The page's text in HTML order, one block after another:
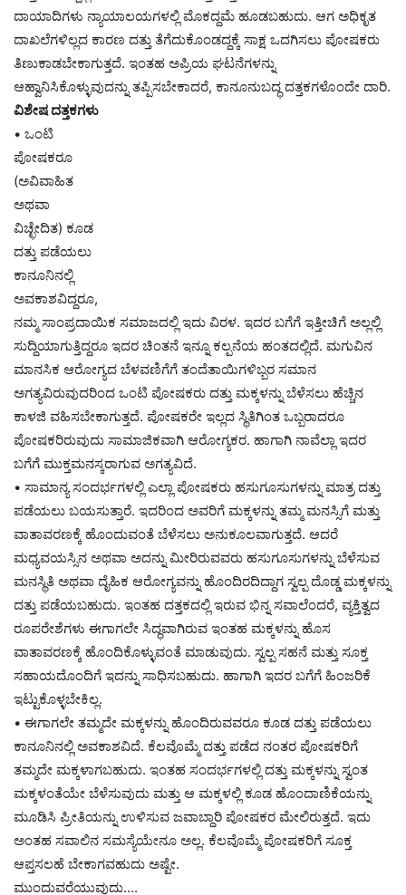
ದಾಯಾದಿಗಳು ನ್ಯಾಯಾಲಯಗಳಲ್ಲಿ ಮೊಕದ್ದಮೆ ಹೂಡಬಹುದು. ಆಗ ಅಧಿಕೃತ
ದಾಖಲೆಗಳಿಲ್ಲದ ಕಾರಣ ದತ್ತು ತೆಗೆದುಕೊಂಡದ್ದಕ್ಕೆ ಸಾಕ್ಷ ಒದಗಿಸಲು ಪೋಷಕರು
ತಿಣುಕಾಡಬೇಕಾಗುತ್ತದೆ. ಇಂತಹ ಅಪ್ರಿಯ ಘಟನೆಗಳನ್ನು
ಆಹ್ವಾನಿಸಿಕೊಳ್ಳುವುದನ್ನು ತಪ್ಪಿಸಬೇಕಾದರೆ, ಕಾನೂನುಬದ್ಧ ದತ್ತಕಗಳೊಂದೇ ದಾರಿ.
ವಿಶೇಷ ದತ್ತಕಗಳು
• ಒಂಟಿ
ಪೋಷಕರೂ
(ಅವಿವಾಹಿತ
ಅಥವಾ
ವಿಚ್ಛೇದಿತ) ಕೂಡ
ದತ್ತು ಪಡೆಯಲು
ಕಾನೂನಿನಲ್ಲಿ
ಅವಕಾಶವಿದ್ದರೂ,
ನಮ್ಮ ಸಾಂಪ್ರದಾಯಿಕ ಸಮಾಜದಲ್ಲಿ ಇದು ವಿರಳ. ಇದರ ಬಗೆಗೆ ಇತ್ತೀಚಿಗೆ ಅಲ್ಲಲ್ಲಿ
ಸುದ್ದಿಯಾಗುತ್ತಿದ್ದರೂ ಇದರ ಚಿಂತನೆ ಇನ್ನೂ ಕಲ್ಪನೆಯ ಹಂತದಲ್ಲಿದೆ. ಮಗುವಿನ
ಮಾನಸಿಕ ಆರೋಗ್ಯದ ಬೆಳವಣಿಗೆಗೆ ತಂದೆತಾಯಿಗಳಿಬ್ಬರ ಸಮಾನ
ಅಗತ್ಯವಿರುವುದರಿಂದ ಒಂಟಿ ಪೋಷಕರು ದತ್ತು ಮಕ್ಕಳನ್ನು ಬೆಳೆಸಲು ಹೆಚ್ಚಿನ
ಕಾಳಜಿ ವಹಿಸಬೇಕಾಗುತ್ತದೆ. ಪೋಷಕರೇ ಇಲ್ಲದ ಸ್ಥಿತಿಗಿಂತ ಒಬ್ಬರಾದರೂ
ಪೋಷಕರಿರುವುದು ಸಾಮಾಜಿಕವಾಗಿ ಆರೋಗ್ಯಕರ. ಹಾಗಾಗಿ ನಾವೆಲ್ಲಾ ಇದರ
ಬಗೆಗೆ ಮುಕ್ತಮನಸ್ಕರಾಗುವ ಅಗತ್ಯವಿದೆ.
• ಸಾಮಾನ್ಯ ಸಂದರ್ಭಗಳಲ್ಲಿ ಎಲ್ಲಾ ಪೋಷಕರು ಹಸುಗೂಸುಗಳನ್ನು ಮಾತ್ರ ದತ್ತು
ಪಡೆಯಲು ಬಯಸುತ್ತಾರೆ. ಇದರಿಂದ ಅವರಿಗೆ ಮಕ್ಕಳನ್ನು ತಮ್ಮ ಮನಸ್ಸಿಗೆ ಮತ್ತು
ವಾತಾವರಣಕ್ಕೆ ಹೊಂದುವಂತೆ ಬೆಳೆಸಲು ಅನುಕೂಲವಾಗುತ್ತದೆ. ಆದರೆ
ಮಧ್ಯವಯಸ್ಸಿನ ಅಥವಾ ಅದನ್ನು ಮೀರಿರುವವರು ಹಸುಗೂಸುಗಳನ್ನು ಬೆಳೆಸುವ
ಮನಸ್ಥಿತಿ ಅಥವಾ ದೈಹಿಕ ಆರೋಗ್ಯವನ್ನು ಹೊಂದಿರದಿದ್ದಾಗ ಸ್ವಲ್ಪ ದೊಡ್ಡ ಮಕ್ಕಳನ್ನು
ದತ್ತು ಪಡೆಯಬಹುದು. ಇಂತಹ ದತ್ತಕದಲ್ಲಿ ಇರುವ ಭಿನ್ನ ಸವಾಲೆಂದರೆ, ವ್ಯಕ್ತಿತ್ವದ
ರೂಪರೇಶೆಗಳು ಈಗಾಗಲೇ ಸಿದ್ಧವಾಗಿರುವ ಇಂತಹ ಮಕ್ಕಳನ್ನು ಹೊಸ
ವಾತಾವರಣಕ್ಕೆ ಹೊಂದಿಕೊಳ್ಳುವಂತೆ ಮಾಡುವುದು. ಸ್ವಲ್ಪ ಸಹನೆ ಮತ್ತು ಸೂಕ್ತ
ಸಹಾಯದೊಂದಿಗೆ ಇದನ್ನು ಸಾಧಿಸಬಹುದು. ಹಾಗಾಗಿ ಇದರ ಬಗೆಗೆ ಹಿಂಜರಿಕೆ
ಇಟ್ಟುಕೊಳ್ಳಬೇಕಿಲ್ಲ.
• ಈಗಾಗಲೇ ತಮ್ಮದೇ ಮಕ್ಕಳನ್ನು ಹೊಂದಿರುವವರೂ ಕೂಡ ದತ್ತು ಪಡೆಯಲು
ಕಾನೂನಿನಲ್ಲಿ ಅವಕಾಶವಿದೆ. ಕೆಲವೊಮ್ಮೆ ದತ್ತು ಪಡೆದ ನಂತರ ಪೋಷಕರಿಗೆ
ತಮ್ಮದೇ ಮಕ್ಕಳಾಗಬಹುದು. ಇಂತಹ ಸಂದರ್ಭಗಳಲ್ಲಿ ದತ್ತು ಮಕ್ಕಳನ್ನು ಸ್ವಂತ
ಮಕ್ಕಳಂತೆಯೇ ಬೆಳೆಸುವುದು ಮತ್ತು ಆ ಮಕ್ಕಳಲ್ಲಿ ಕೂಡ ಹೊಂದಾಣಿಕೆಯನ್ನು
ಮೂಡಿಸಿ ಪ್ರೀತಿಯನ್ನು ಉಳಿಸುವ ಜವಾಬ್ದಾರಿ ಪೋಷಕರ ಮೇಲಿರುತ್ತದೆ. ಇದು
ಅಂತಹ ಸವಾಲಿನ ಸಮಸ್ಯೆಯೇನೂ ಅಲ್ಲ. ಕೆಲವೊಮ್ಮೆ ಪೋಷಕರಿಗೆ ಸೂಕ್ತ
ಆಪ್ತಸಲಹೆ ಬೇಕಾಗವಹುದು ಅಷ್ಟೇ.
ಮುಂದುವರೆಯುವುದು….